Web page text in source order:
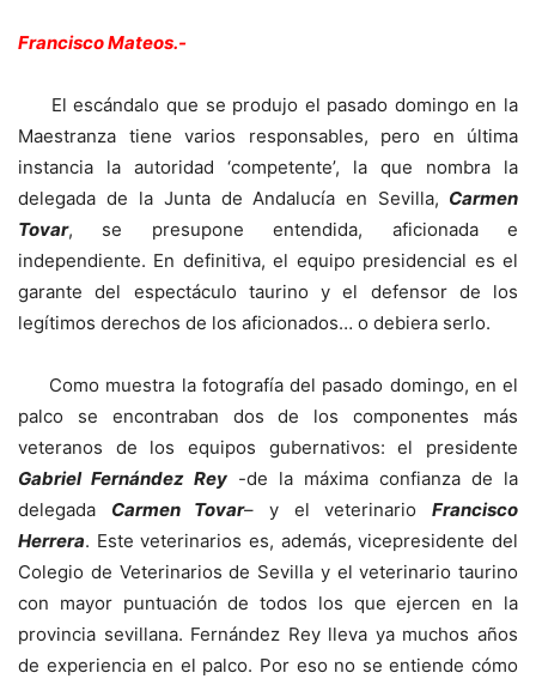
Francisco Mateos.-
El escándalo que se produjo el pasado domingo en la
Maestranza tiene varios responsables, pero en última
instancia la autoridad ‘competente’, la que nombra la
delegada de la Junta de Andalucía en Sevilla, Carmen
Tovar, se presupone entendida, aficionada e
independiente. En definitiva, el equipo presidencial es el
garante del espectáculo taurino y el defensor de los
legítimos derechos de los aficionados… o debiera serlo.
Como muestra la fotografía del pasado domingo, en el
palco se encontraban dos de los componentes más
veteranos de los equipos gubernativos: el presidente
Gabriel Fernández Rey -de la máxima confianza de la
delegada Carmen Tovar– y el veterinarioFrancisco
Herrera. Este veterinarios es, además, vicepresidente del
Colegio de Veterinarios de Sevilla y el veterinario taurino
con mayor puntuación de todos los que ejercen en la
provincia sevillana. Fernández Rey lleva ya muchos años
de experiencia en el palco. Por eso no se entiende cómo